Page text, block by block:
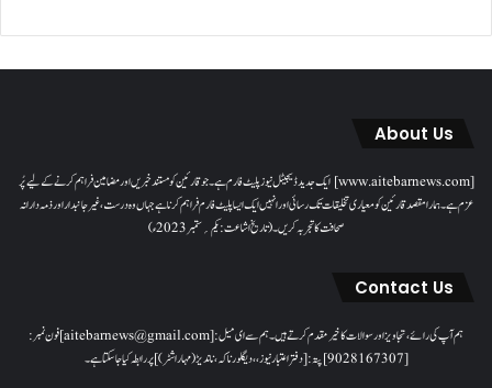
About Us
[www.aitebarnews.com] ایک جدید ڈیجیٹل نیوز پلیٹ فارم ہے۔ جو قارئین کو مستند خبریں اور مضامین فراہم کرنے کے لیے پُر
عزم ہے۔ ہمارا مقصدقارئین کو معیاری تخلیقات تک رسائی اور انہیں ایک ایسا پلیٹ فارم فراہم کرنا ہے جہاں وہ درست، غیر جانبدار اور ذمہ دارانہ
صحافت کا تجربہ کریں۔( تاریخ اشاعت : یکم؍ ستمبر 2023ء)
Contact Us
ہم آپ کی رائے، تجاویز اور سوالات کا خیرمقدم کرتے ہیں۔ ہم سےای میل: [aitebarnews@gmail.com]فون نمبر:
[9028167307]پتہ: [دفتر اعتبار نیوز، ، دیگلور ناکہ، ناندیڑ(مہاراشٹر) ] پر رابطہ کیا جاسکتا ہے۔